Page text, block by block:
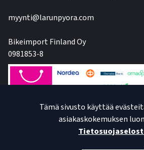
myynti@larunpyora.com
Bikeimport Finland Oy
0981853-8
Tämä sivusto käyttää
asiakaskokemuksen